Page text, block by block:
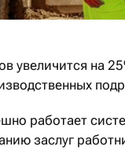
увеличится на
работает
заслуг